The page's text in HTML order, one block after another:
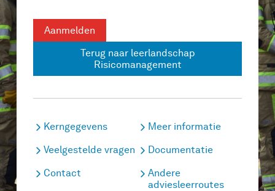
Aanmelden
Terug naar leerlandschap
Risicomanagement
Kerngegevens
Meer informatie
Veelgestelde vragen
Documentatie
Contact
Andere
adviesleerroutes